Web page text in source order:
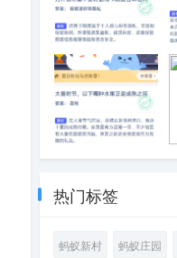
为什么尽量不要
将信用卡额度告
诉他人
热门标签
蚂蚁新村 蚂蚁庄园